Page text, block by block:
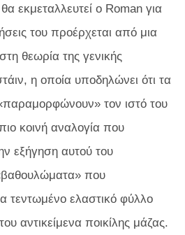
εκμεταλλευτεί ο Roman για
του προέρχεται από μια
θεωρία της γενικής
η οποία υποδηλώνει ότι τα
τον ιστό του
κοινή αναλογία που
εξήγηση αυτού του
που
τεντωμένο ελαστικό φύλλο
αντικείμενα ποικίλης μάζας.